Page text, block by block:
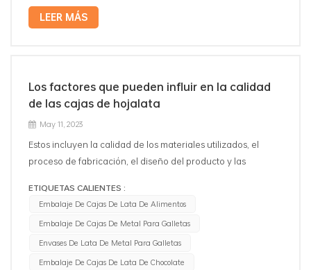
artículos que deben ser livianos. 3. Impacto ambiental: las
cajas de hojalata no son biodegradables y pueden ocupar
son reciclables, se pueden utilizar durante mucho tiempo.
En conclusión, las cajas de hojalata son una opción popular
para el empaque, juegan un papel vital importante en el
empaque archivado, hay muchas ventajas y desventajas,
pero no pueden reemplazar otras opciones de empaque.
LEER MÁS
Los factores que pueden influir en la calidad
de las cajas de hojalata
May 11, 2023
Estos incluyen la calidad de los materiales utilizados, el
proceso de fabricación, el diseño del producto y las
de los materiales utilizados es importante, ya que puede
afectar la durabilidad y el rendimiento del producto,
generalmente el cajas de lata de metal están hechos de
hojalata de 0,23-0,35 mm de espesor, es resistente a la
oxidación y a los alimentos y Grado de seguridad. El
ETIQUETAS CALIENTES :
Embalaje De Cajas De Lata De Alimentos
Embalaje De Cajas De Metal Para Galletas
Envases De Lata De Metal Para Galletas
Embalaje De Cajas De Lata De Chocolate